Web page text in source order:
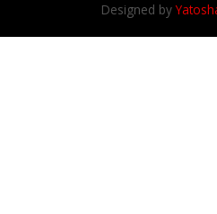
Designed by